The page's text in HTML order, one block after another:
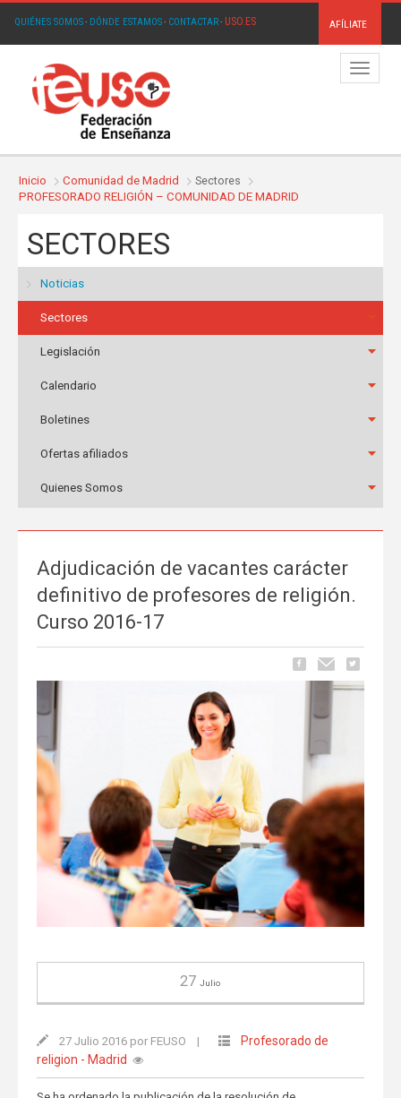
QUIÉNES SOMOS· DÓNDE ESTAMOS· CONTACTAR· USO.ES AFÍLIATE
Menú
Inicio Comunidad de Madrid
Sectores
PROFESORADO RELIGIÓN – COMUNIDAD DE MADRID
SECTORES
Noticias
Sectores
Legislación
Calendario
Boletines
Ofertas afiliados
Quienes Somos
Adjudicación de vacantes carácter
definitivo de profesores de religión.
Curso 2016-17
27Julio
27 Julio 2016 por FEUSO |
Profesorado de
religion - Madrid